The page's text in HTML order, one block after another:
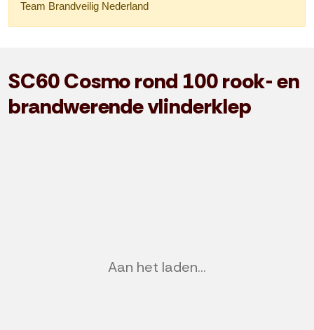
Team Brandveilig Nederland
SC60 Cosmo rond 100 rook- en
brandwerende vlinderklep
Aan het laden...